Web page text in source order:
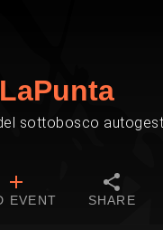
LaPunta
sottobosco
EVENT SHARE